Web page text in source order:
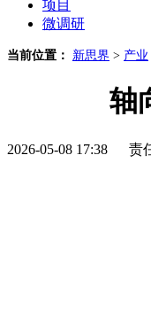
项目
微调研
当前位置： 新思界 > 产业
轴
2026-05-08 17:38 责